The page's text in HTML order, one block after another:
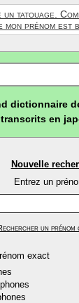
un tatouage.
prénom est
dictionnaire
transcrits en
Nouvelle
Entrez un
un prénom
exact